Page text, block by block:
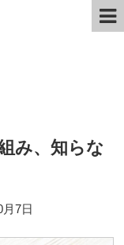
み、知らな
月7日